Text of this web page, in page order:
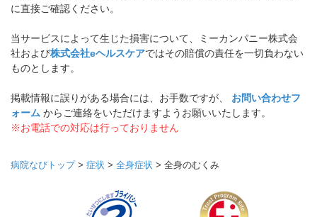
に直接ご確認ください。
当サービスによって生じた損害について、ミーカンパニー株式会
社および株式会社eヘルスケアではその賠償の責任を一切負わない
ものとします。
掲載情報に誤りがある場合には、お手数ですが、 お問い合わせフ
ォーム からご連絡をいただけますようお願いいたします。
※お電話での対応は行っておりません
病院なびトップ> 症状 > 全身症状 > 全身のむくみ